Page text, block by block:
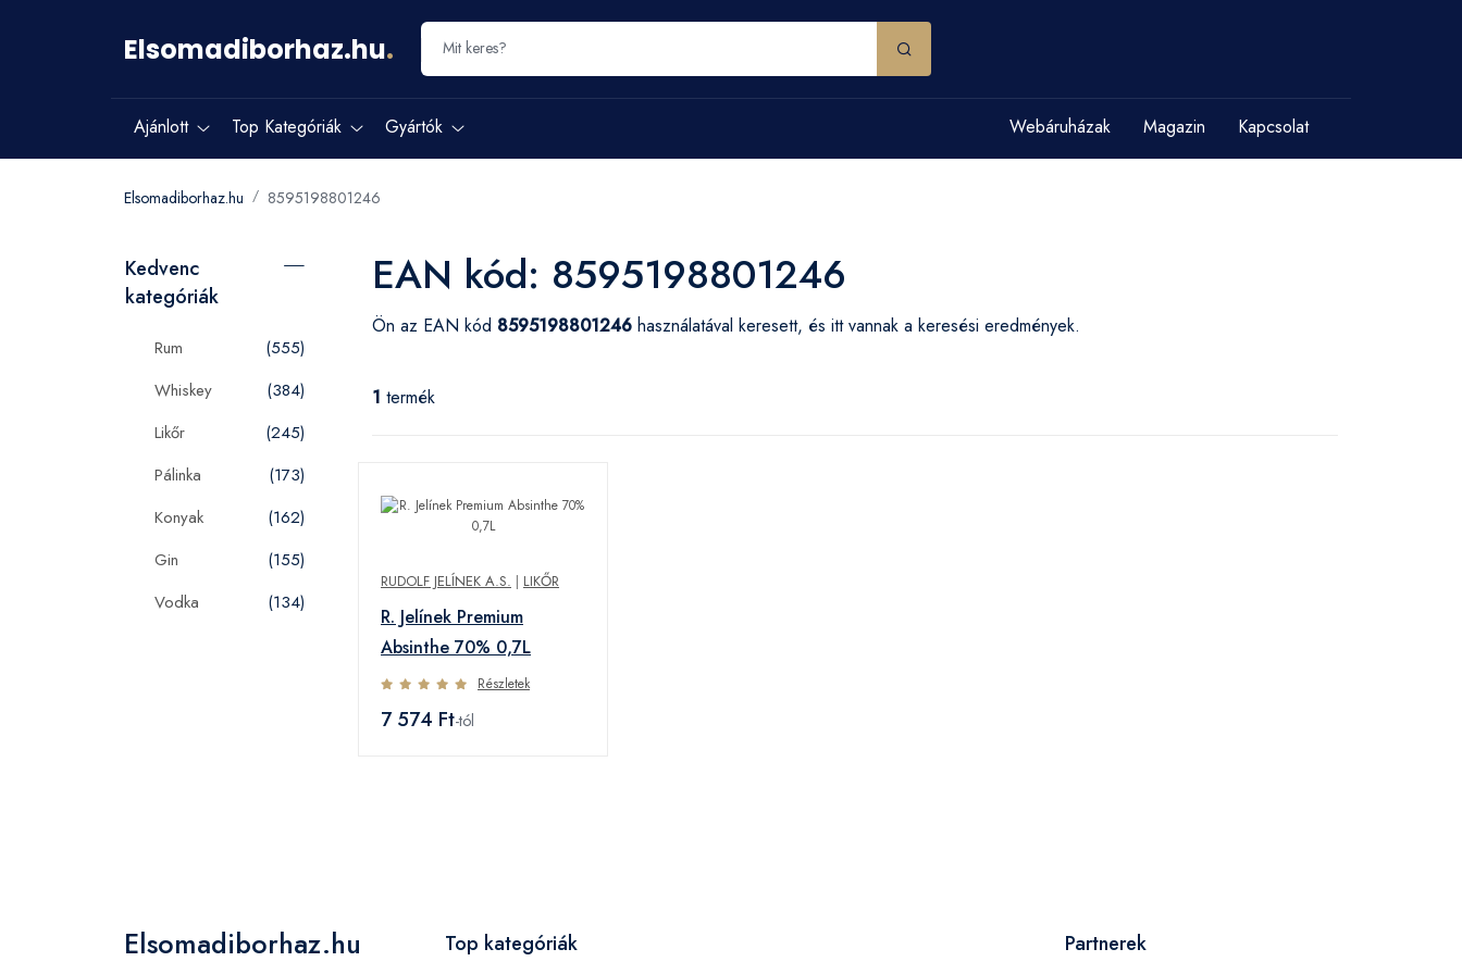
Elsomadiborhaz.hu.
Ajánlott Top Kategóriák Gyártók Webáruházak Magazin Kapcsolat
Elsomadiborhaz.hu 8595198801246
Kedvenc
kategóriák
Rum
(555)
Whiskey
(384)
Likőr
(245)
Pálinka
(173)
Konyak
(162)
Gin
(155)
Vodka
(134)
EAN kód: 8595198801246
Ön az EAN kód 8595198801246 használatával keresett, és itt vannak a keresési eredmények.
1 termék
RUDOLF JELÍNEK A.S. | LIKŐR
R. Jelínek Premium
Absinthe 70% 0,7L
Részletek
7 574 Ft-tól
Elsomadiborhaz.hu Top kategóriák Partnerek